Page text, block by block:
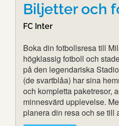
Biljetter och
FC Inter
Boka din fotbollsresa till
högklassig fotboll och
på den legendariska
(de svartblåa) har sina
och kompletta paketresor,
minnesvärd upplevelse.
planera din resa och se till